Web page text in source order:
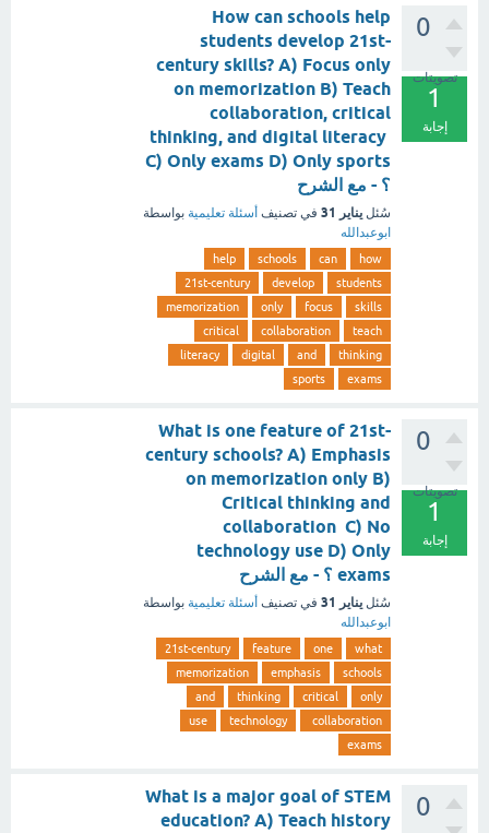
0
تصويتات
1
إجابة
How can schools help
students develop 21st-
century skills? A) Focus only
on memorization B) Teach
collaboration, critical
thinking, and digital literacy
C) Only exams D) Only sports
؟ - مع الشرح
سُئل يناير 31 في تصنيف أسئلة تعليمية بواسطة
ابوعبدالله
how
can
schools
help
students
develop
21st-century
skills
focus
only
memorization
teach
collaboration
critical
thinking
and
digital
literacy
exams
sports
0
تصويتات
1
إجابة
What is one feature of 21st-
century schools? A) Emphasis
on memorization only B)
Critical thinking and
collaboration C) No
technology use D) Only
exams ؟ - مع الشرح
سُئل يناير 31 في تصنيف أسئلة تعليمية بواسطة
ابوعبدالله
what
one
feature
21st-century
schools
emphasis
memorization
only
critical
thinking
and
collaboration
technology
use
exams
0
What is a major goal of STEM
education? A) Teach history